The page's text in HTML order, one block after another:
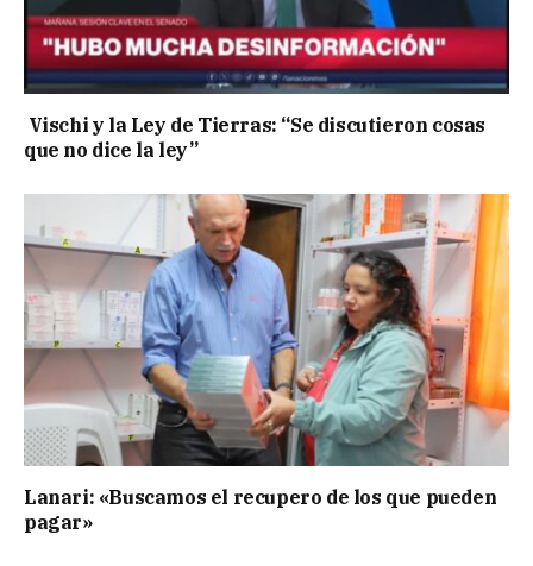
Vischi y la Ley de Tierras: “Se discutieron cosas
que no dice la ley”
Lanari: «Buscamos el recupero de los que pueden
pagar»